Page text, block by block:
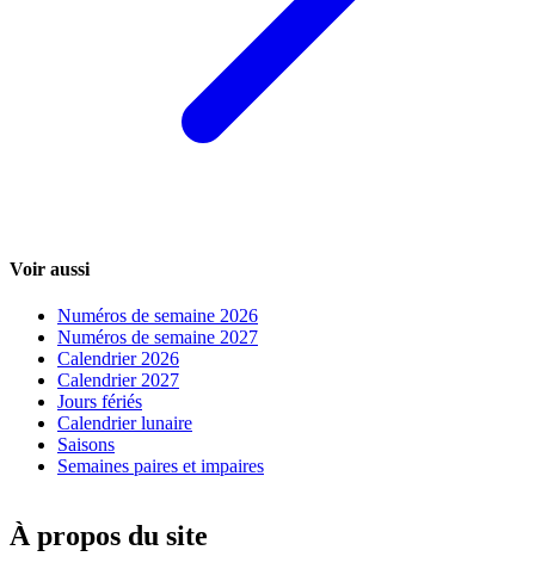
Voir aussi
Numéros de semaine 2026
Numéros de semaine 2027
Calendrier 2026
Calendrier 2027
Jours fériés
Calendrier lunaire
Saisons
Semaines paires et impaires
À propos du site